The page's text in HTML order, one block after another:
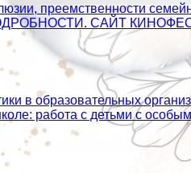
преемственности
ПОДРОБНОСТИ. САЙТ
в образовательных
работа с детьми с